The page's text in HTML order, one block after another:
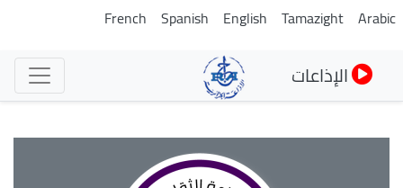
تجاوز
المحتوى
الرئيسي
Tamazight
English
Spanish
French
الإذاعات